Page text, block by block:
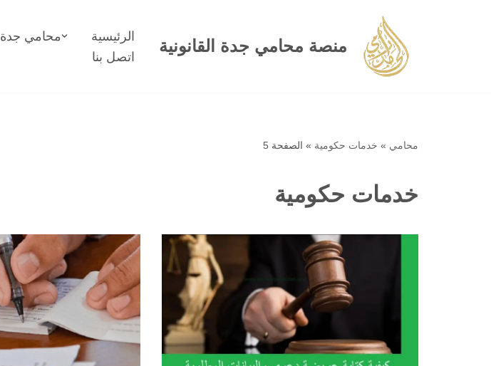
منصة محامي جدة القانونية الرئيسية محامي جدة
اتصل بنا
محامي » خدمات حكومية » الصفحة 5
خدمات حكومية